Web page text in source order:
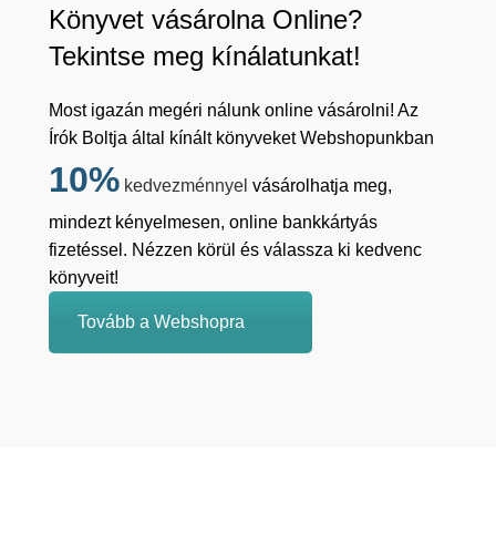
Könyvet vásárolna Online?
Tekintse meg kínálatunkat!
Most igazán megéri nálunk online vásárolni! Az
Írók Boltja által kínált könyveket Webshopunkban
10% kedvezménnyel vásárolhatja meg,
mindezt kényelmesen, online bankkártyás
fizetéssel. Nézzen körül és válassza ki kedvenc
könyveit!
Tovább a Webshopra